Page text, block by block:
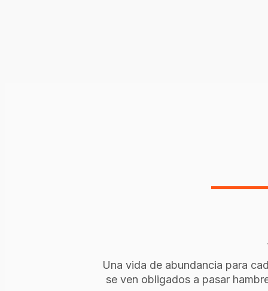
Una vida de abundancia para
se ven obligados a pasar